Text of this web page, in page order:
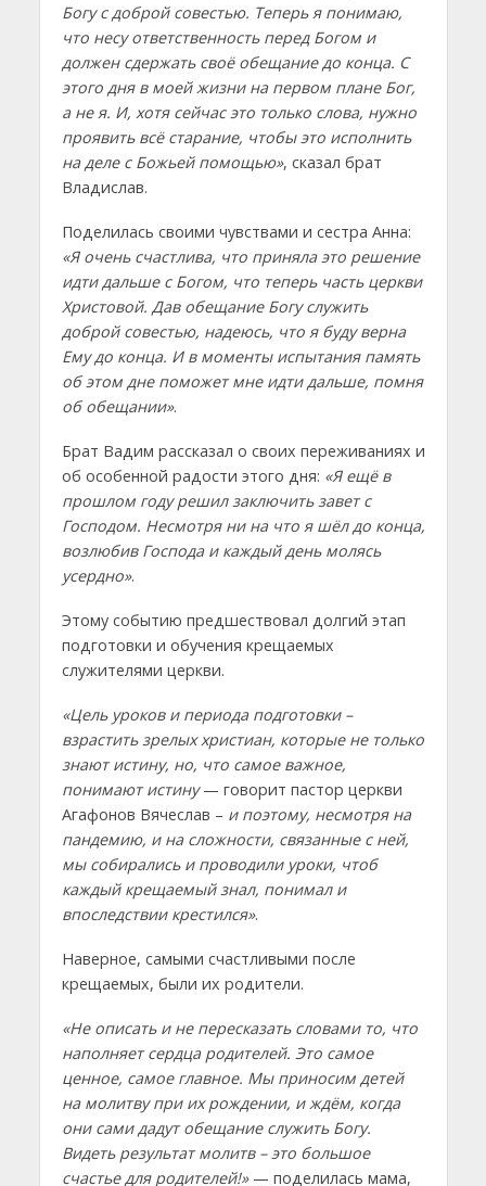
Богу с доброй совестью. Теперь я понимаю,
что несу ответственность перед Богом и
должен сдержать своё обещание до конца. С
этого дня в моей жизни на первом плане Бог,
а не я. И, хотя сейчас это только слова, нужно
проявить всё старание, чтобы это исполнить
на деле с Божьей помощью», сказал брат
Владислав.
Поделилась своими чувствами и сестра Анна:
«Я очень счастлива, что приняла это решение
идти дальше с Богом, что теперь часть церкви
Христовой. Дав обещание Богу служить
доброй совестью, надеюсь, что я буду верна
Ему до конца. И в моменты испытания память
об этом дне поможет мне идти дальше, помня
об обещании».
Брат Вадим рассказал о своих переживаниях и
об особенной радости этого дня: «Я ещё в
прошлом году решил заключить завет с
Господом. Несмотря ни на что я шёл до конца,
возлюбив Господа и каждый день молясь
усердно».
Этому событию предшествовал долгий этап
подготовки и обучения крещаемых
служителями церкви.
«Цель уроков и периода подготовки –
взрастить зрелых христиан, которые не только
знают истину, но, что самое важное,
понимают истину— говорит пастор церкви
Агафонов Вячеслав – и поэтому, несмотря на
пандемию, и на сложности, связанные с ней,
мы собирались и проводили уроки, чтоб
каждый крещаемый знал, понимал и
впоследствии крестился».
Наверное, самыми счастливыми после
крещаемых, были их родители.
«Не описать и не пересказать словами то, что
наполняет сердца родителей. Это самое
ценное, самое главное. Мы приносим детей
на молитву при их рождении, и ждём, когда
они сами дадут обещание служить Богу.
Видеть результат молитв – это большое
счастье для родителей!»— поделилась мама,